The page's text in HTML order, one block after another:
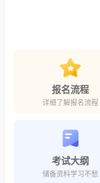
报名流程
详细了解报名流程
考试大纲
储备资料学习不愁